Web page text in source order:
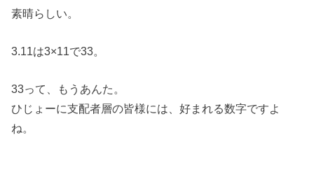
素晴らしい。
3.11は3×11で33。
33って、もうあんた。
ひじょーに支配者層の皆様には、好まれる数字ですよ
ね。